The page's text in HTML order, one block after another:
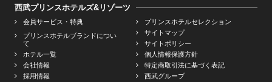
西武プリンスホテルズ&リゾーツ
会員サービス・特典
プリンスホテルブランドについ
て
ホテル一覧
会社情報
採用情報
プリンスホテルセレクション
サイトマップ
サイトポリシー
個人情報保護方針
特定商取引法に基づく表記
西武グループ